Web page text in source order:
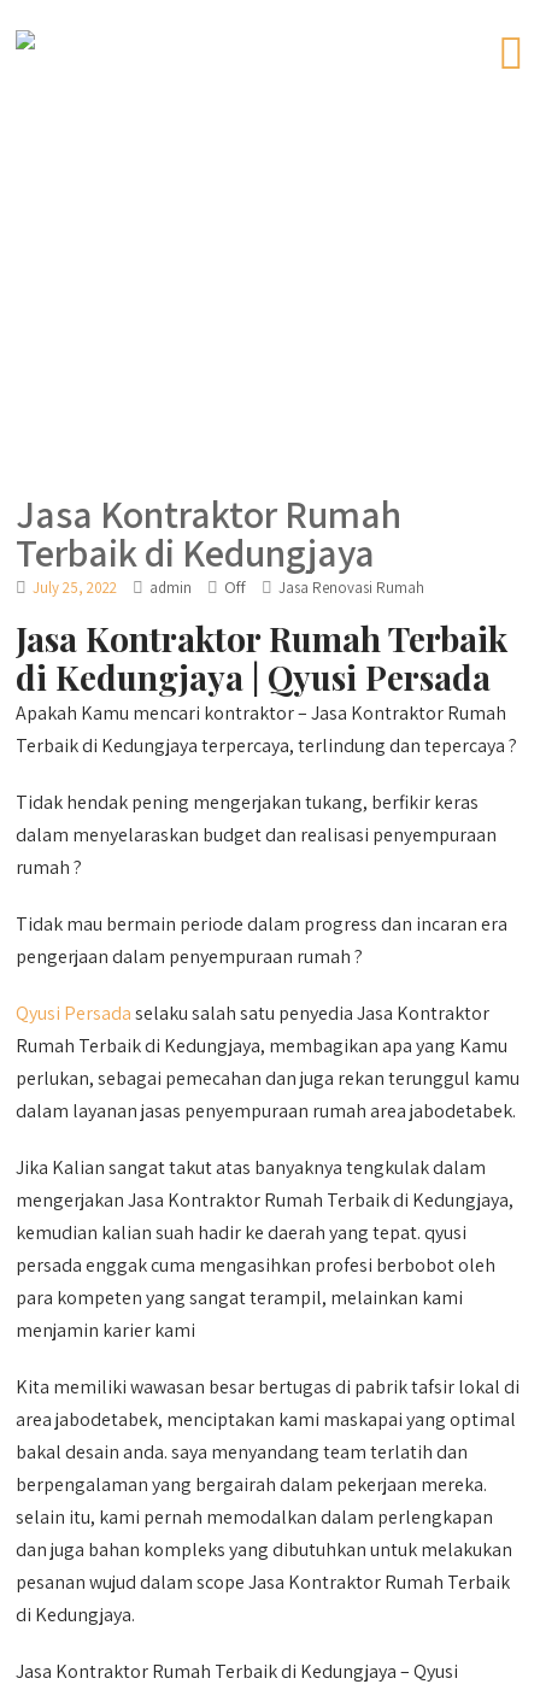
Jasa Kontraktor Rumah
Terbaik di Kedungjaya
July 25, 2022 admin Off Jasa Renovasi Rumah
Jasa Kontraktor Rumah Terbaik
di Kedungjaya | Qyusi Persada
Apakah Kamu mencari kontraktor – Jasa Kontraktor Rumah
Terbaik di Kedungjaya terpercaya, terlindung dan tepercaya ?
Tidak hendak pening mengerjakan tukang, berfikir keras
dalam menyelaraskan budget dan realisasi penyempuraan
rumah ?
Tidak mau bermain periode dalam progress dan incaran era
pengerjaan dalam penyempuraan rumah ?
Qyusi Persadaselaku salah satu penyedia Jasa Kontraktor
Rumah Terbaik di Kedungjaya, membagikan apa yang Kamu
perlukan, sebagai pemecahan dan juga rekan terunggul kamu
dalam layanan jasas penyempuraan rumah area jabodetabek.
Jika Kalian sangat takut atas banyaknya tengkulak dalam
mengerjakan Jasa Kontraktor Rumah Terbaik di Kedungjaya,
kemudian kalian suah hadir ke daerah yang tepat. qyusi
persada enggak cuma mengasihkan profesi berbobot oleh
para kompeten yang sangat terampil, melainkan kami
menjamin karier kami
Kita memiliki wawasan besar bertugas di pabrik tafsir lokal di
area jabodetabek, menciptakan kami maskapai yang optimal
bakal desain anda. saya menyandang team terlatih dan
berpengalaman yang bergairah dalam pekerjaan mereka.
selain itu, kami pernah memodalkan dalam perlengkapan
dan juga bahan kompleks yang dibutuhkan untuk melakukan
pesanan wujud dalam scope Jasa Kontraktor Rumah Terbaik
di Kedungjaya.
Jasa Kontraktor Rumah Terbaik di Kedungjaya – Qyusi